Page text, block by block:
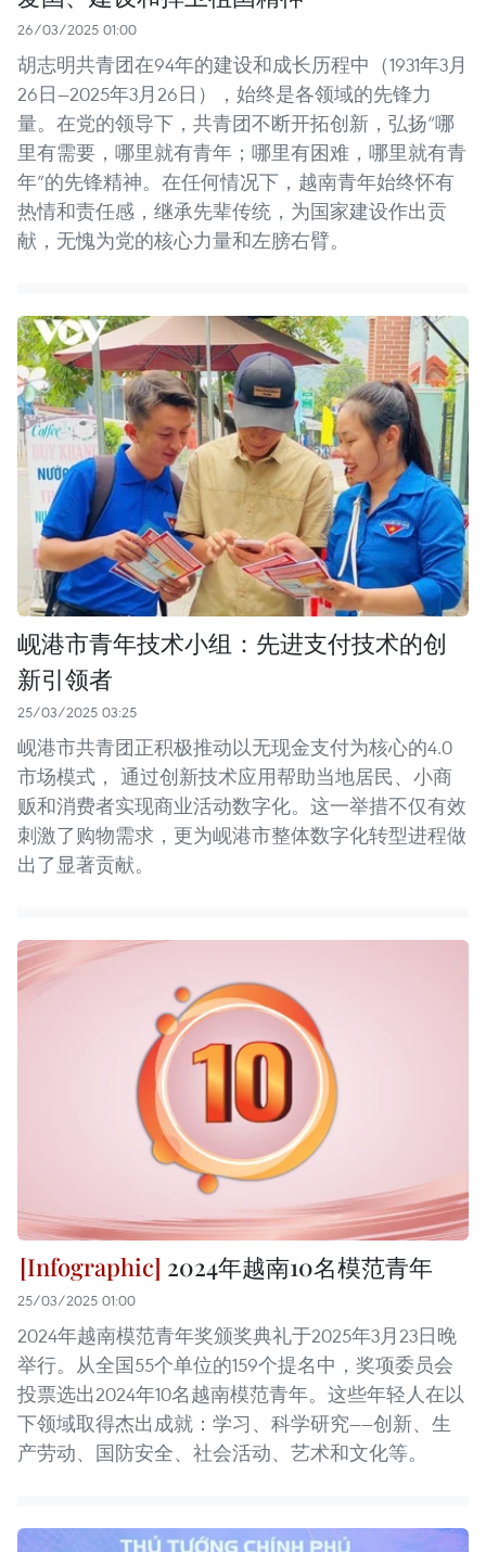
26/03/2025 01:00
胡志明共青团在94年的建设和成长历程中（1931年3月
26日—2025年3月26日），始终是各领域的先锋力
量。在党的领导下，共青团不断开拓创新，弘扬“哪
里有需要，哪里就有青年；哪里有困难，哪里就有青
年”的先锋精神。在任何情况下，越南青年始终怀有
热情和责任感，继承先辈传统，为国家建设作出贡
献，无愧为党的核心力量和左膀右臂。
岘港市青年技术小组：先进支付技术的创
新引领者
25/03/2025 03:25
岘港市共青团正积极推动以无现金支付为核心的4.0
市场模式， 通过创新技术应用帮助当地居民、小商
贩和消费者实现商业活动数字化。这一举措不仅有效
刺激了购物需求，更为岘港市整体数字化转型进程做
出了显著贡献。
2024年越南10名模范青年
25/03/2025 01:00
2024年越南模范青年奖颁奖典礼于2025年3月23日晚
举行。从全国55个单位的159个提名中，奖项委员会
投票选出2024年10名越南模范青年。这些年轻人在以
下领域取得杰出成就：学习、科学研究——创新、生
产劳动、国防安全、社会活动、艺术和文化等。